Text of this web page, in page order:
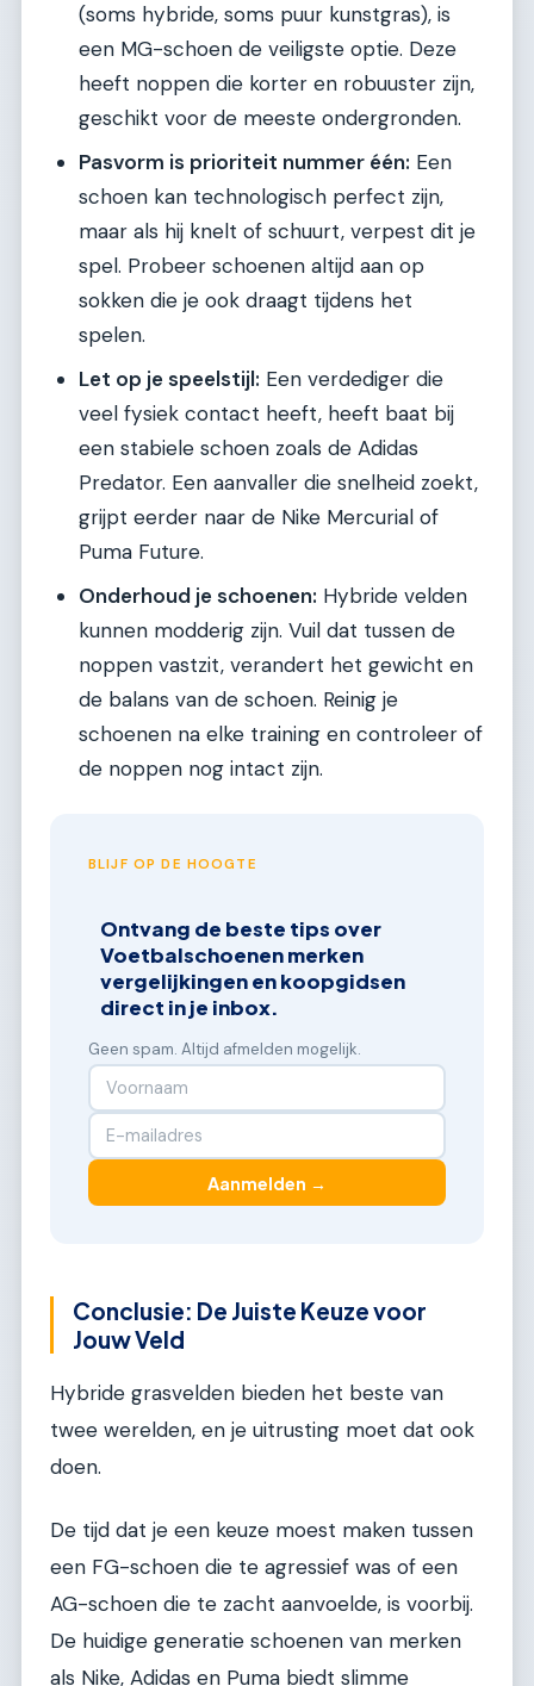
(soms hybride, soms puur kunstgras), is
een MG-schoen de veiligste optie. Deze
heeft noppen die korter en robuuster zijn,
geschikt voor de meeste ondergronden.
Pasvorm is prioriteit nummer één: Een
schoen kan technologisch perfect zijn,
maar als hij knelt of schuurt, verpest dit je
spel. Probeer schoenen altijd aan op
sokken die je ook draagt tijdens het
spelen.
Let op je speelstijl: Een verdediger die
veel fysiek contact heeft, heeft baat bij
een stabiele schoen zoals de Adidas
Predator. Een aanvaller die snelheid zoekt,
grijpt eerder naar de Nike Mercurial of
Puma Future.
Onderhoud je schoenen: Hybride velden
kunnen modderig zijn. Vuil dat tussen de
noppen vastzit, verandert het gewicht en
de balans van de schoen. Reinig je
schoenen na elke training en controleer of
de noppen nog intact zijn.
BLIJF OP DE HOOGTE
Ontvang de beste tips over
Voetbalschoenen merken
vergelijkingen en koopgidsen
direct in je inbox.
Geen spam. Altijd afmelden mogelijk.
Aanmelden →
Conclusie: De Juiste Keuze voor
Jouw Veld
Hybride grasvelden bieden het beste van
twee werelden, en je uitrusting moet dat ook
doen.
De tijd dat je een keuze moest maken tussen
een FG-schoen die te agressief was of een
AG-schoen die te zacht aanvoelde, is voorbij.
De huidige generatie schoenen van merken
als Nike, Adidas en Puma biedt slimme